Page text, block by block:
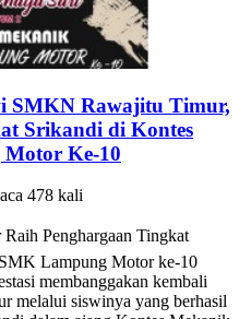
SMKN Rawajitu Timur,
Srikandi di Kontes
Ke-10
478 kali
Penghargaan Tingkat
Lampung Motor ke-10
membanggakan kembali
melalui siswinya yang berhasil